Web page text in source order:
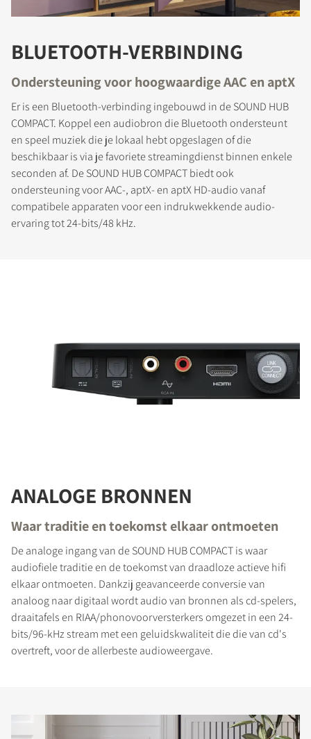
BLUETOOTH-VERBINDING
Ondersteuning voor hoogwaardige AAC en aptX
Er is een Bluetooth-verbinding ingebouwd in de SOUND HUB
COMPACT. Koppel een audiobron die Bluetooth ondersteunt
en speel muziek die je lokaal hebt opgeslagen of die
beschikbaar is via je favoriete streamingdienst binnen enkele
seconden af. De SOUND HUB COMPACT biedt ook
ondersteuning voor AAC-, aptX- en aptX HD-audio vanaf
compatibele apparaten voor een indrukwekkende audio-
ervaring tot 24-bits/48 kHz.
ANALOGE BRONNEN
Waar traditie en toekomst elkaar ontmoeten
De analoge ingang van de SOUND HUB COMPACT is waar
audiofiele traditie en de toekomst van draadloze actieve hifi
elkaar ontmoeten. Dankzij geavanceerde conversie van
analoog naar digitaal wordt audio van bronnen als cd-spelers,
draaitafels en RIAA/phonovoorversterkers omgezet in een 24-
bits/96-kHz stream met een geluidskwaliteit die die van cd's
overtreft, voor de allerbeste audioweergave.